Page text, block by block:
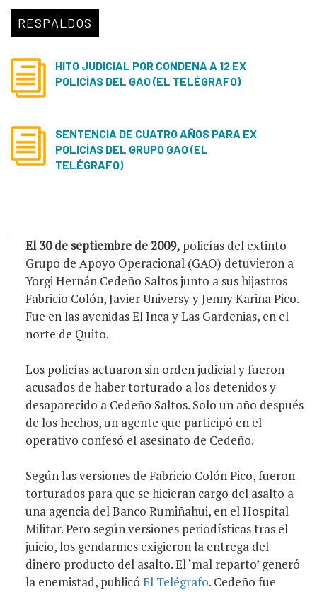
RESPALDOS
HITO JUDICIAL POR CONDENA A 12 EX
POLICÍAS DEL GAO (EL TELÉGRAFO)
SENTENCIA DE CUATRO AÑOS PARA EX
POLICÍAS DEL GRUPO GAO (EL
TELÉGRAFO)
El 30 de septiembre de 2009, policías del extinto
Grupo de Apoyo Operacional (GAO) detuvieron a
Yorgi Hernán Cedeño Saltos junto a sus hijastros
Fabricio Colón, Javier Universy y Jenny Karina Pico.
Fue en las avenidas El Inca y Las Gardenias, en el
norte de Quito.
Los policías actuaron sin orden judicial y fueron
acusados de haber torturado a los detenidos y
desaparecido a Cedeño Saltos. Solo un año después
de los hechos, un agente que participó en el
operativo confesó el asesinato de Cedeño.
Según las versiones de Fabricio Colón Pico, fueron
torturados para que se hicieran cargo del asalto a
una agencia del Banco Rumiñahui, en el Hospital
Militar. Pero según versiones periodísticas tras el
juicio, los gendarmes exigieron la entrega del
dinero producto del asalto. El ‘mal reparto’ generó
la enemistad, publicó El Telégrafo. Cedeño fue